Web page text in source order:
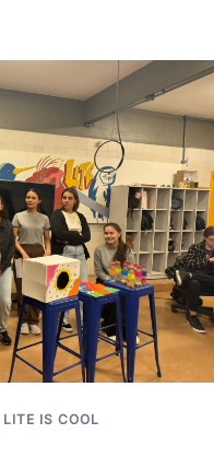
LITE IS COOL